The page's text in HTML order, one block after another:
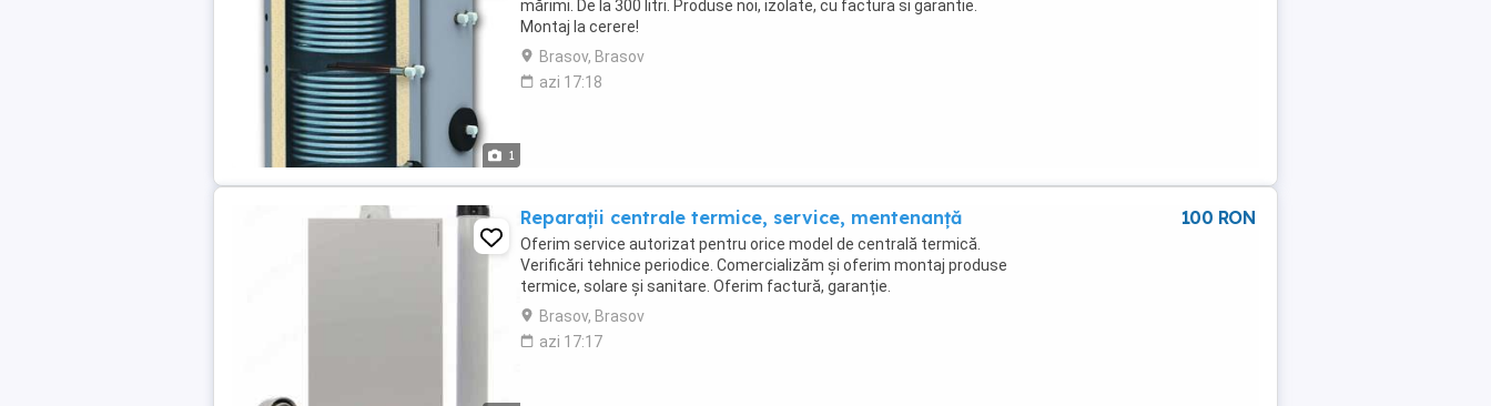
1
mărimi. De la 300 litri. Produse noi, izolate, cu factura si garantie.
Montaj la cerere!
Brasov, Brasov
azi 17:18
Reparații centrale termice, service, mentenanță
Oferim service autorizat pentru orice model de centrală termică.
Verificări tehnice periodice. Comercializăm și oferim montaj produse
termice, solare și sanitare. Oferim factură, garanție.
Brasov, Brasov
azi 17:17
100 RON